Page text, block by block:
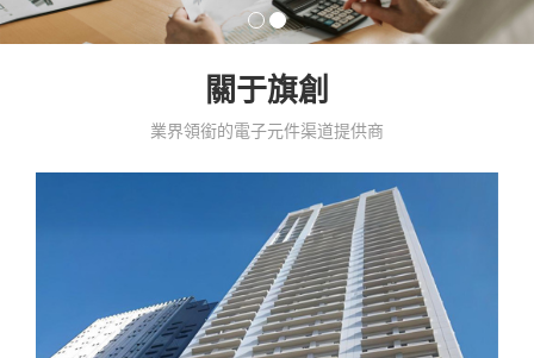
關于旗創
業界領銜的電子元件渠道提供商